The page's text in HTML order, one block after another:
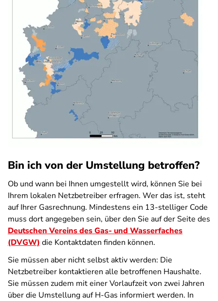
Bin ich von der Umstellung betroffen?
Ob und wann bei Ihnen umgestellt wird, können Sie bei
Ihrem lokalen Netzbetreiber erfragen. Wer das ist, steht
auf Ihrer Gasrechnung. Mindestens ein 13-stelliger Code
muss dort angegeben sein, über den Sie auf der Seite des
Deutschen Vereins des Gas- und Wasserfaches
(DVGW) die Kontaktdaten finden können.
Sie müssen aber nicht selbst aktiv werden: Die
Netzbetreiber kontaktieren alle betroffenen Haushalte.
Sie müssen zudem mit einer Vorlaufzeit von zwei Jahren
über die Umstellung auf H-Gas informiert werden. In